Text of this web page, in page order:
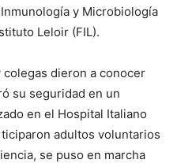
y Microbiología
Leloir (FIL).
colegas dieron a conocer
su seguridad en un
en el Hospital Italiano
adultos voluntarios
se puso en marcha